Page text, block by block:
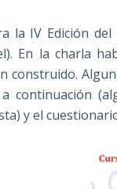
la IV Edición del
En la charla
construido.
continuación
y el